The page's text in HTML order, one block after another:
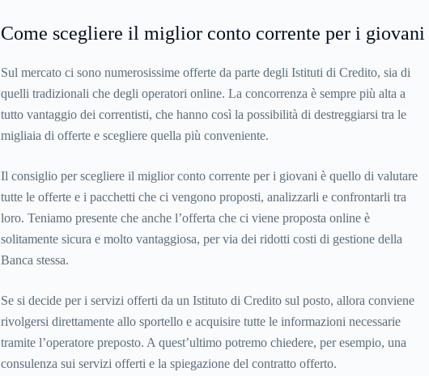
Come scegliere il miglior conto corrente per i giovani
Sul mercato ci sono numerosissime offerte da parte degli Istituti di Credito, sia di
quelli tradizionali che degli operatori online. La concorrenza è sempre più alta a
tutto vantaggio dei correntisti, che hanno così la possibilità di destreggiarsi tra le
migliaia di offerte e scegliere quella più conveniente.
Il consiglio per scegliere il miglior conto corrente per i giovani è quello di valutare
tutte le offerte e i pacchetti che ci vengono proposti, analizzarli e confrontarli tra
loro. Teniamo presente che anche l’offerta che ci viene proposta online è
solitamente sicura e molto vantaggiosa, per via dei ridotti costi di gestione della
Banca stessa.
Se si decide per i servizi offerti da un Istituto di Credito sul posto, allora conviene
rivolgersi direttamente allo sportello e acquisire tutte le informazioni necessarie
tramite l’operatore preposto. A quest’ultimo potremo chiedere, per esempio, una
consulenza sui servizi offerti e la spiegazione del contratto offerto.